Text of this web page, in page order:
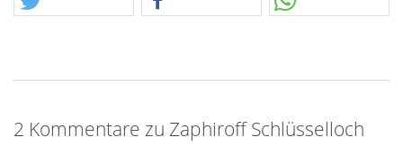
2 Kommentare zu Zaphiroff Schlüsselloch